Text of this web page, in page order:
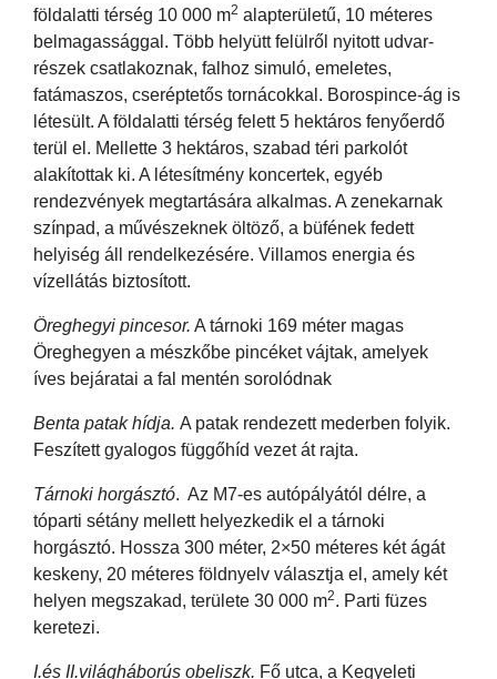
földalatti térség 10 000 m2 alapterületű, 10 méteres
belmagassággal. Több helyütt felülről nyitott udvar-
részek csatlakoznak, falhoz simuló, emeletes,
fatámaszos, cseréptetős tornácokkal. Borospince-ág is
létesült. A földalatti térség felett 5 hektáros fenyőerdő
terül el. Mellette 3 hektáros, szabad téri parkolót
alakítottak ki. A létesítmény koncertek, egyéb
rendezvények megtartására alkalmas. A zenekarnak
színpad, a művészeknek öltöző, a büfének fedett
helyiség áll rendelkezésére. Villamos energia és
vízellátás biztosított.
Öreghegyi pincesor. A tárnoki 169 méter magas
Öreghegyen a mészkőbe pincéket vájtak, amelyek
íves bejáratai a fal mentén sorolódnak
Benta patak hídja. A patak rendezett mederben folyik.
Feszített gyalogos függőhíd vezet át rajta.
Tárnoki horgásztó. Az M7-es autópályától délre, a
tóparti sétány mellett helyezkedik el a tárnoki
horgásztó. Hossza 300 méter, 2×50 méteres két ágát
keskeny, 20 méteres földnyelv választja el, amely két
helyen megszakad, területe 30 000 m2. Parti füzes
keretezi.
I.és II.világháborús obeliszk. Fő utca, a Kegyeleti